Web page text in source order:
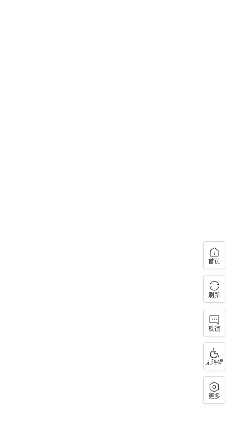
首页
刷新
反馈
无障碍
更多